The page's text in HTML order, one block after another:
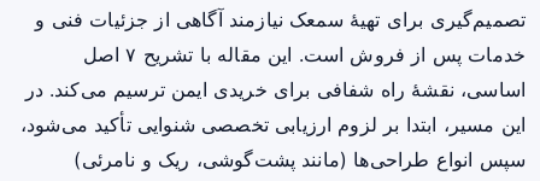
تصمیم‌گیری برای تهیهٔ سمعک نیازمند آگاهی از جزئیات فنی و
خدمات پس از فروش است. این مقاله با تشریح ۷ اصل
اساسی، نقشهٔ راه شفافی برای خریدی ایمن ترسیم می‌کند. در
این مسیر، ابتدا بر لزوم ارزیابی تخصصی شنوایی تأکید می‌شود،
سپس انواع طراحی‌ها (مانند پشت‌گوشی، ریک و نامرئی)